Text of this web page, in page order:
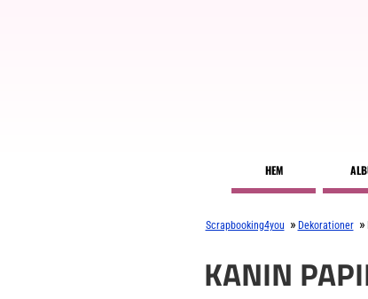
HEM
Scrapbooking4you » Dekorationer »
KANIN